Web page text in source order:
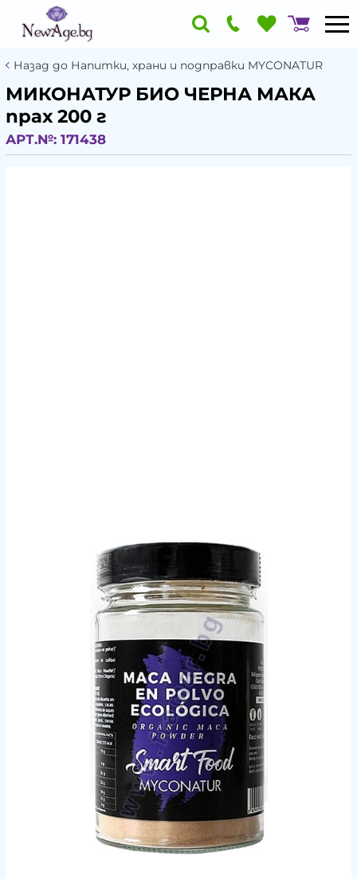
Назад до Напитки, храни и подправки MYCONATUR
МИКОНАТУР БИО ЧЕРНА МАКА
прах 200 г
АРТ.№: 171438